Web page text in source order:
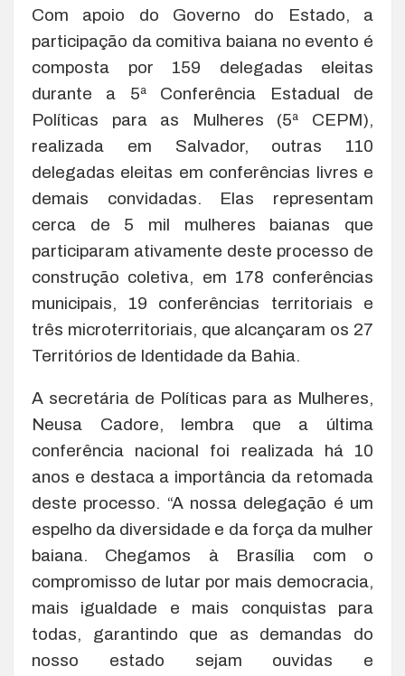
Com apoio do Governo do Estado, a
participação da comitiva baiana no evento é
composta por 159 delegadas eleitas
durante a 5ª Conferência Estadual de
Políticas para as Mulheres (5ª CEPM),
realizada em Salvador, outras 110
delegadas eleitas em conferências livres e
demais convidadas. Elas representam
cerca de 5 mil mulheres baianas que
participaram ativamente deste processo de
construção coletiva, em 178 conferências
municipais, 19 conferências territoriais e
três microterritoriais, que alcançaram os 27
Territórios de Identidade da Bahia.
A secretária de Políticas para as Mulheres,
Neusa Cadore, lembra que a última
conferência nacional foi realizada há 10
anos e destaca a importância da retomada
deste processo. “A nossa delegação é um
espelho da diversidade e da força da mulher
baiana. Chegamos à Brasília com o
compromisso de lutar por mais democracia,
mais igualdade e mais conquistas para
todas, garantindo que as demandas do
nosso estado sejam ouvidas e